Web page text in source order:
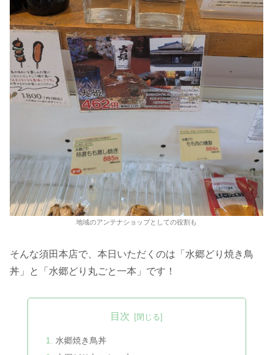
地域のアンテナショップとしての役割も
そんな須田本店で、本日いただくのは「水郷どり焼き鳥
丼」と「水郷どり丸ごと一本」です！
目次
水郷焼き鳥丼